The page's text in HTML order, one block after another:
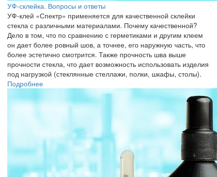
УФ-склейка. Вопросы и ответы
УФ-клей «Спектр» применяется для качественной склейки
стекла с различными материалами. Почему качественной?
Дело в том, что по сравнению с герметиками и другим клеем
он дает более ровный шов, а точнее, его наружную часть, что
более эстетично смотрится. Также прочность шва выше
прочности стекла, что дает возможность использовать изделия
под нагрузкой (стеклянные стеллажи, полки, шкафы, столы).
Подробнее